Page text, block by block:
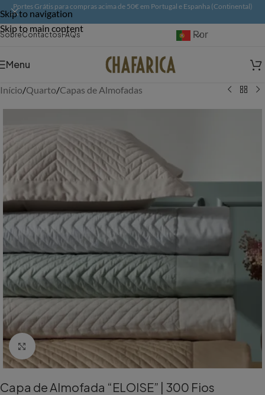
Skip to navigation
Skip to main content
Portes Grátis para compras acima de 50€ em Portugal e Espanha (Continental)
SobreContactosFAQs Português
Menu
Início/Quarto/Capas de Almofadas
Aumentar Imagem
Capa de Almofada “ELOISE” | 300 Fios